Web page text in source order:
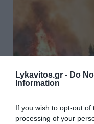
Lykavitos.gr - Do
Information
If you wish to opt-out
processing of your